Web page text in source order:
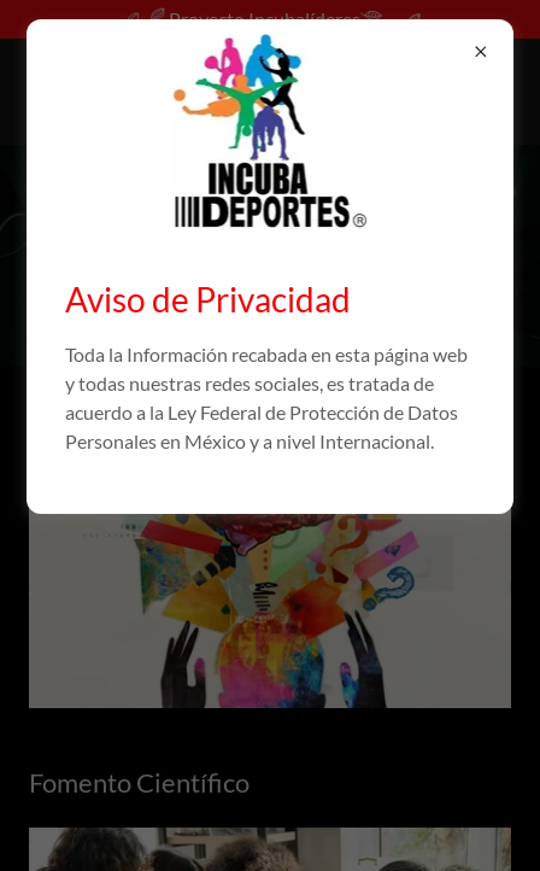
Proyecto Incubalíderes
Comprometidos con la
Asistencia Social
Fomento Artístico
Fomento Científico
Aviso de Privacidad
Toda la Información recabada en esta página web
y todas nuestras redes sociales, es tratada de
acuerdo a la Ley Federal de Protección de Datos
Personales en México y a nivel Internacional.